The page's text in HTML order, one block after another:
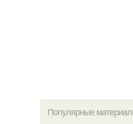
Популярные